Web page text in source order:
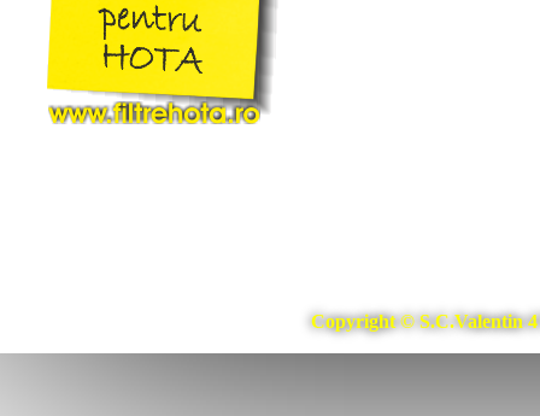
Copyright © S.C.Valentin